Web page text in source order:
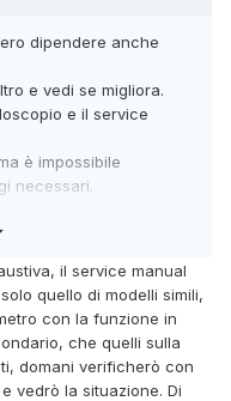
dipendere anche
e vedi se migliora.
e il service
è impossibile
necessari.
terza testina (quelle
che una delle tre
e quello più
il service manual
quello di modelli simili,
con la funzione in
che quelli sulla
domani verificherò con
vedrò la situazione. Di